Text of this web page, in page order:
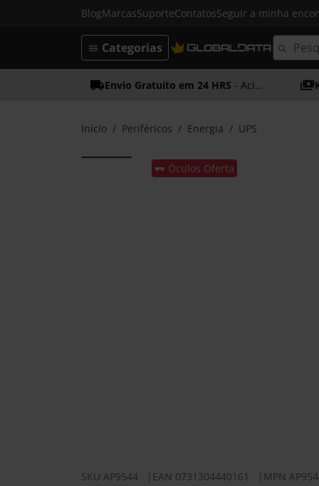
BlogMarcasSuporteContatosSeguir a minha
Categorias
Envio Gratuito em 24 HRS - Acima dos 50€
Início Periféricos Energia UPS
🕶️ Óculos Oferta
SKU AP9544 EAN 0731304440161 MPN